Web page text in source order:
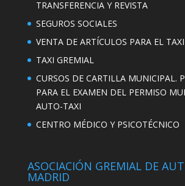
TRANSFERENCIA Y REVISTA
SEGUROS SOCIALES
VENTA DE ARTÍCULOS PARA EL TAXI
TAXI GREMIAL
CURSOS DE CARTILLA MUNICIPAL.
PARA EL EXAMEN DEL PERMISO
AUTO-TAXI
CENTRO MÉDICO Y PSICOTÉCNICO
ASOCIACIÓN GREMIAL DE
MADRID